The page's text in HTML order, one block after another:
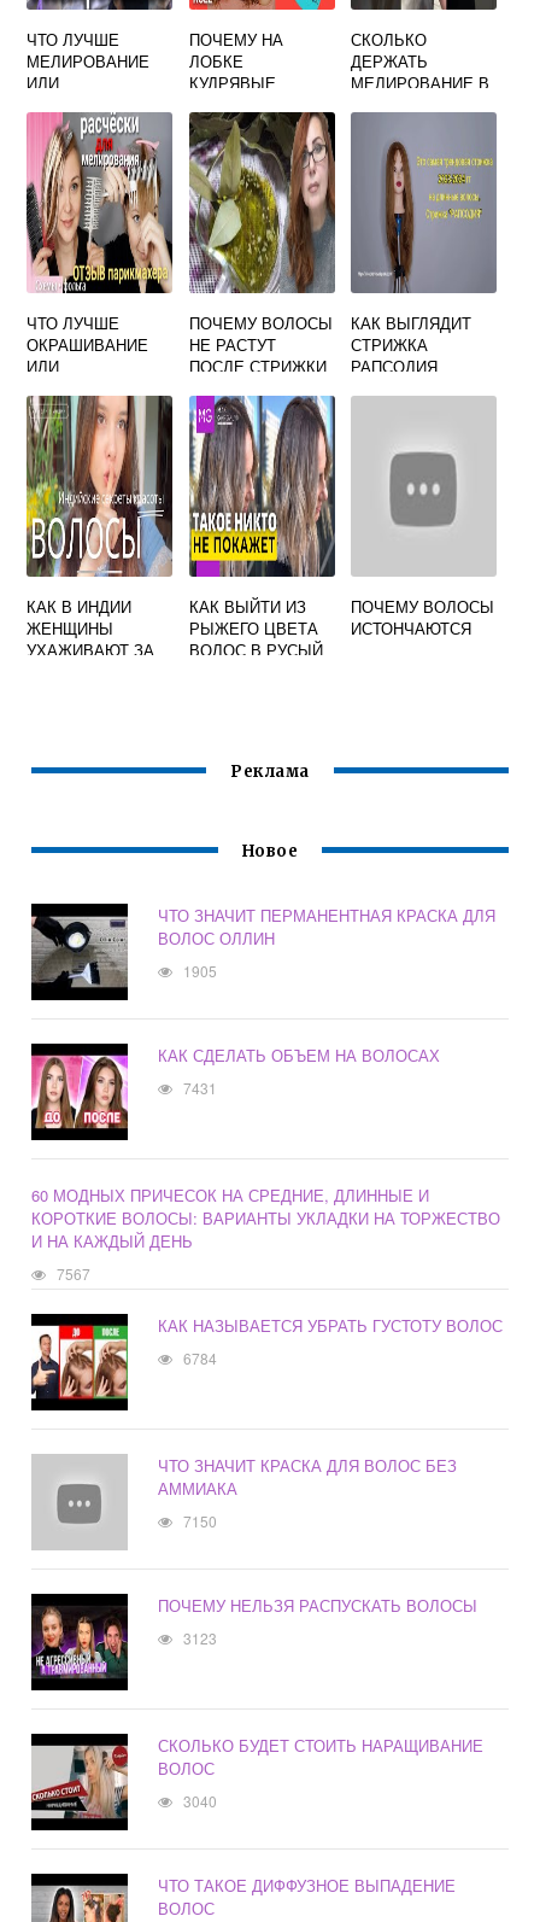
ЧТО ЛУЧШЕ
МЕЛИРОВАНИЕ
ИЛИ
БЛОНД
ПОЧЕМУ НА
ЛОБКЕ
КУДРЯВЫЕ
СКОЛЬКО
ДЕРЖАТЬ
МЕЛИРОВАНИЕ В
ЧТО ЛУЧШЕ
ОКРАШИВАНИЕ
ИЛИ
ПОЧЕМУ ВОЛОСЫ
НЕ РАСТУТ
ПОСЛЕ СТРИЖКИ
КАК ВЫГЛЯДИТ
СТРИЖКА
РАПСОДИЯ
КАК В ИНДИИ
ЖЕНЩИНЫ
УХАЖИВАЮТ ЗА
КАК ВЫЙТИ ИЗ
РЫЖЕГО ЦВЕТА
ВОЛОС В РУСЫЙ
ПОЧЕМУ ВОЛОСЫ
ИСТОНЧАЮТСЯ
Реклама
Новое
ЧТО ЗНАЧИТ ПЕРМАНЕНТНАЯ КРАСКА ДЛЯ
ВОЛОС ОЛЛИН
1905
КАК СДЕЛАТЬ ОБЪЕМ НА ВОЛОСАХ
7431
60 МОДНЫХ ПРИЧЕСОК НА СРЕДНИЕ, ДЛИННЫЕ И
КОРОТКИЕ ВОЛОСЫ: ВАРИАНТЫ УКЛАДКИ НА ТОРЖЕСТВО
И НА КАЖДЫЙ ДЕНЬ
7567
КАК НАЗЫВАЕТСЯ УБРАТЬ ГУСТОТУ ВОЛОС
6784
ЧТО ЗНАЧИТ КРАСКА ДЛЯ ВОЛОС БЕЗ
АММИАКА
7150
ПОЧЕМУ НЕЛЬЗЯ РАСПУСКАТЬ ВОЛОСЫ
3123
СКОЛЬКО БУДЕТ СТОИТЬ НАРАЩИВАНИЕ
ВОЛОС
3040
ЧТО ТАКОЕ ДИФФУЗНОЕ ВЫПАДЕНИЕ
ВОЛОС